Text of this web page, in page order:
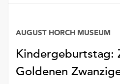
Kindergeburtstag:
Goldenen
AUGUST HORCH MUSEUM